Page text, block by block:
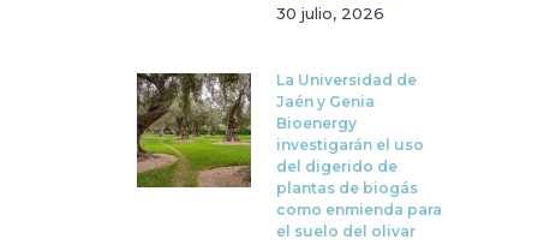
30 julio, 2026
La Universidad de
Jaén y Genia
Bioenergy
investigarán el uso
del digerido de
plantas de biogás
como enmienda para
el suelo del olivar